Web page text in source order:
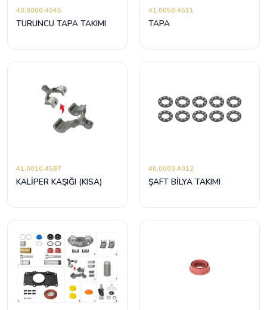
40.0000.4045
TURUNCU TAPA TAKIMI
41.0050.4511
TAPA
41.0010.4587
KALİPER KAŞIĞI (KISA)
40.0000.4012
ŞAFT BİLYA TAKIMI